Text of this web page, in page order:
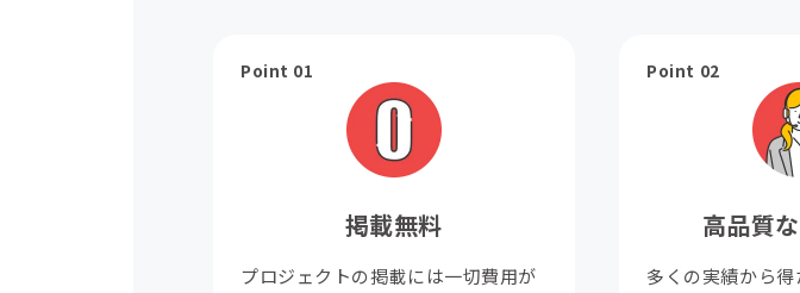
Point 01
掲載無料
プロジェクトの掲載には一切費用が
Point 02
高品質
多くの実績から